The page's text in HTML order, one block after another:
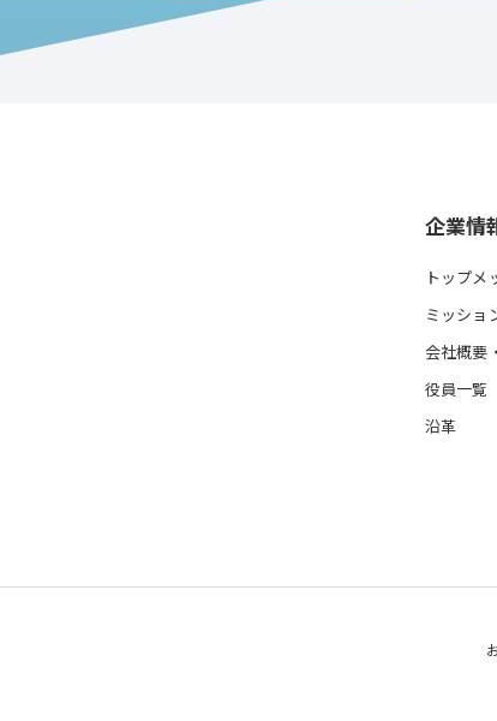
企業情
トップメ
ミッショ
会社概要
役員一覧
沿革